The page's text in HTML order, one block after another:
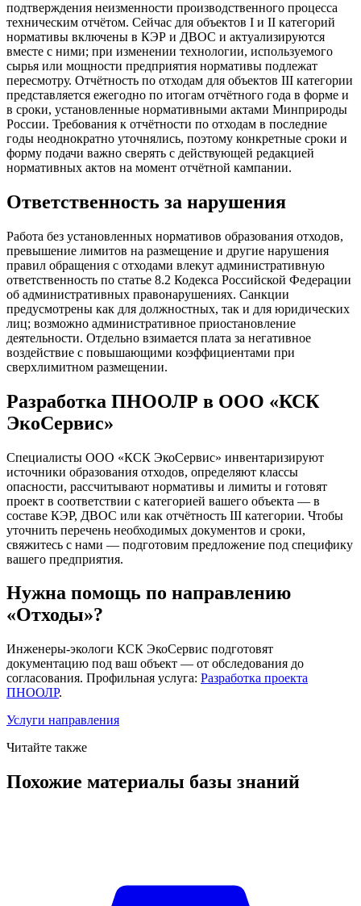
подтверждения неизменности производственного процесса
техническим отчётом. Сейчас для объектов I и II категорий
нормативы включены в КЭР и ДВОС и актуализируются
вместе с ними; при изменении технологии, используемого
сырья или мощности предприятия нормативы подлежат
пересмотру. Отчётность по отходам для объектов III категории
представляется ежегодно по итогам отчётного года в форме и
в сроки, установленные нормативными актами Минприроды
России. Требования к отчётности по отходам в последние
годы неоднократно уточнялись, поэтому конкретные сроки и
форму подачи важно сверять с действующей редакцией
нормативных актов на момент отчётной кампании.
Ответственность за нарушения
Работа без установленных нормативов образования отходов,
превышение лимитов на размещение и другие нарушения
правил обращения с отходами влекут административную
ответственность по статье 8.2 Кодекса Российской Федерации
об административных правонарушениях. Санкции
предусмотрены как для должностных, так и для юридических
лиц; возможно административное приостановление
деятельности. Отдельно взимается плата за негативное
воздействие с повышающими коэффициентами при
сверхлимитном размещении.
Разработка ПНООЛР в ООО «КСК
ЭкоСервис»
Специалисты ООО «КСК ЭкоСервис» инвентаризируют
источники образования отходов, определяют классы
опасности, рассчитывают нормативы и лимиты и готовят
проект в соответствии с категорией вашего объекта — в
составе КЭР, ДВОС или как отчётность III категории. Чтобы
уточнить перечень необходимых документов и сроки,
свяжитесь с нами — подготовим предложение под специфику
вашего предприятия.
Нужна помощь по направлению
«Отходы»?
Инженеры-экологи КСК ЭкоСервис подготовят
документацию под ваш объект — от обследования до
согласования. Профильная услуга: Разработка проекта
ПНООЛР.
Услуги направления
Читайте также
Похожие материалы базы знаний